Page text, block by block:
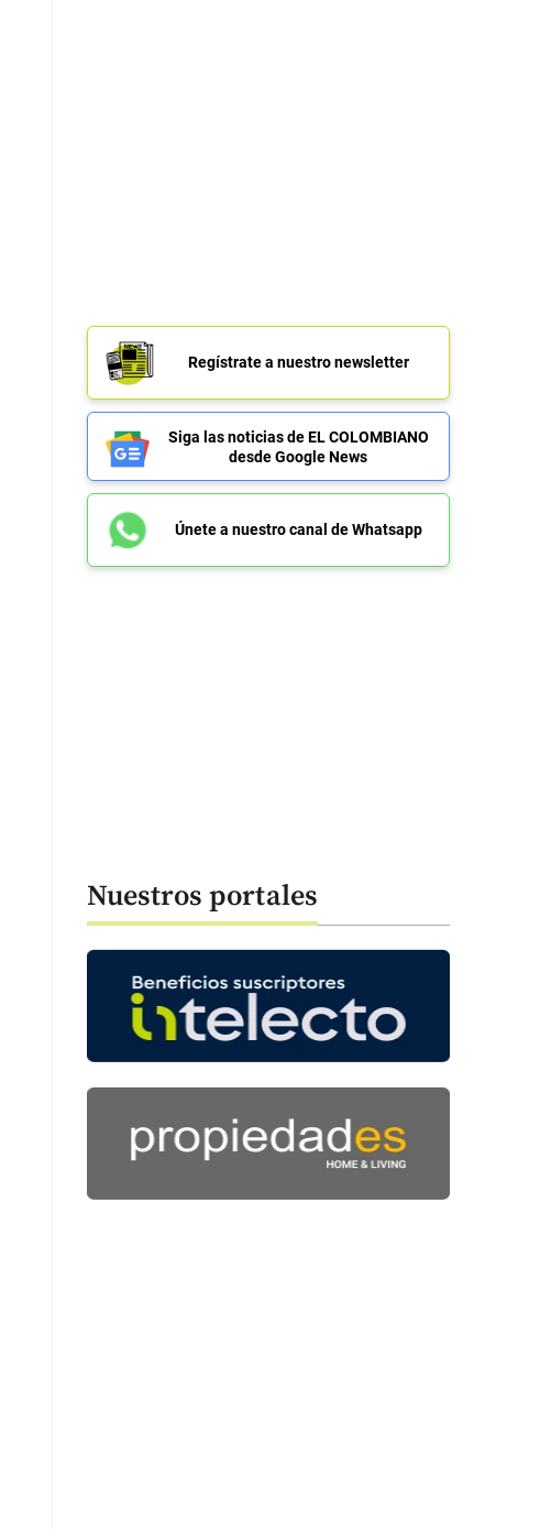
Regístrate a nuestro newsletter
Siga las noticias de EL COLOMBIANO
desde Google News
Únete a nuestro canal de Whatsapp
Nuestros portales